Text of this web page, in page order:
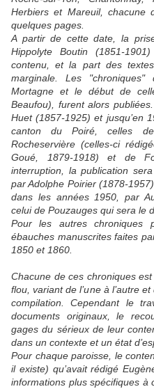
Herbiers et Mareuil, chacune
quelques pages.
A partir de cette date, la
Hippolyte Boutin (1851-
contenu, et la part des
marginale. Les
Mortagne et le début de
Beaufou), furent alors
Huet (1857-1925) et jusqu’en
canton du Poiré, celles
Rocheservière (celles-ci
Goué, 1879-1918) et de
interruption, la publication
par Adolphe Poirier (1878-
dans les années 1950, par
celui de Pouzauges qui sera le
Pour les autres chroniques
ébauches manuscrites faites
1850 et 1860.
Chacune de ces chroniques
flou, variant de l’une à l’autre
compilation. Cependant le
documents originaux, le
gages du sérieux de leur
dans un contexte et un état
Pour chaque paroisse, le
il existe) qu’avait rédigé
informations plus spécifiques à